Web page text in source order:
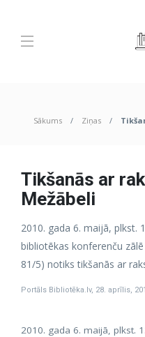
Sākums Ziņas
Tikšanās ar
Mežābeli
2010. gada 6. maijā, plkst.
bibliotēkas konferenču
81/5) notiks tikšanās ar
Portāls Bibliotēka.lv, 28. aprīlis,
2010. gada 6. maijā, plkst.